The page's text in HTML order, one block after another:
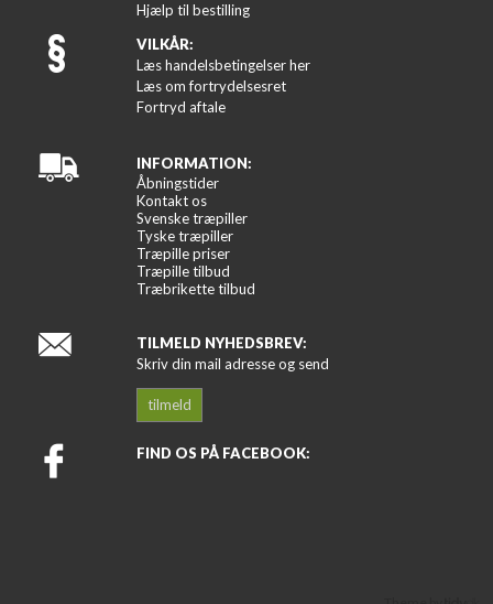
Hjælp til bestilling
VILKÅR:
Læs handelsbetingelser her
Læs om fortrydelsesret
Fortryd aftale
INFORMATION:
Åbningstider
Kontakt os
Svenske træpiller
Tyske træpiller
Træpille priser
Træpille tilbud
Træbrikette tilbud
TILMELD NYHEDSBREV:
Skriv din mail adresse og send
tilmeld
FIND OS PÅ FACEBOOK: